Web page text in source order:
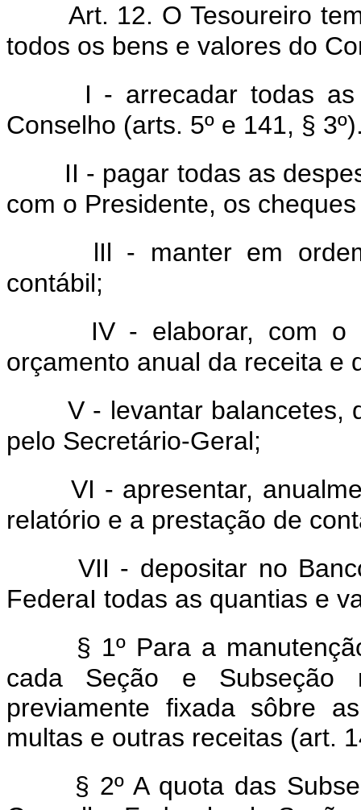
Art. 12. O Tesoureiro
todos os bens e valores do
I - arrecadar todas
Conselho (arts. 5º e 141, §
II - pagar todas as
com o Presidente, os
lIl - manter em
contábil;
IV - elaborar, com o
orçamento anual da receita e
V - levantar balancetes,
pelo Secretário-Geral;
VI - apresentar,
relatório e a prestação de
VII - depositar no
FederaI todas as quantias e
§ 1º Para a
cada Seção e Subseção
previamente fixada sôbre
multas e outras receitas (art.
§ 2º A quota das